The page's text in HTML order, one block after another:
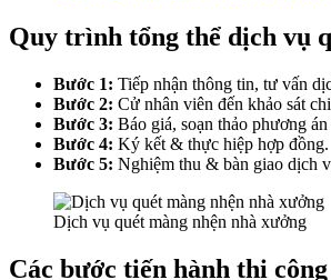
Quy trình tổng thể dịch vụ
Bước 1: Tiếp nhận thông tin, tư vấn
Bước 2: Cử nhân viên đến khảo sát
Bước 3: Báo giá, soạn thảo phương
Bước 4: Ký kết & thực hiệp hợp đồng.
Bước 5: Nghiệm thu & bàn giao dịch
Dịch vụ quét màng nhện nhà xưởng
Các bước tiến hành thi